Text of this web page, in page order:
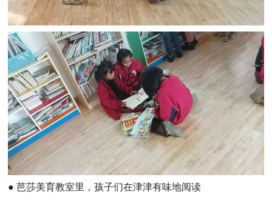
● 芭莎美育教室里，孩子们在津津有味地阅读